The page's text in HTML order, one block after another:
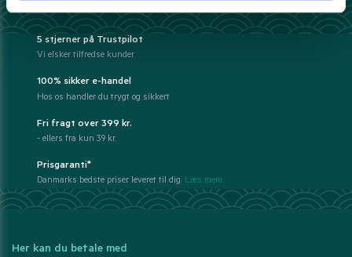
5 stjerner på Trustpilot
Vi elsker tilfredse kunder
100% sikker e-handel
Hos os handler du trygt og sikkert
Fri fragt over 399 kr.
- ellers fra kun 39 kr.
Prisgaranti*
Danmarks bedste priser leveret til dig. Læs mere
Her kan du betale med